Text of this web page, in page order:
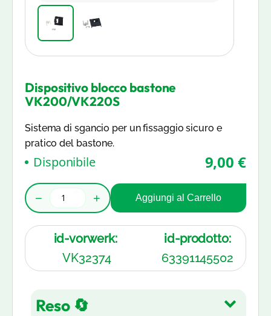
Dispositivo blocco bastone
VK200/VK220S
Sistema di sgancio per un fissaggio sicuro e
pratico del bastone.
Disponibile 9,00 €
− + Aggiungi al Carrello
id-vorwerk:
VK32374
id-prodotto:
63391145502
Reso 🔄